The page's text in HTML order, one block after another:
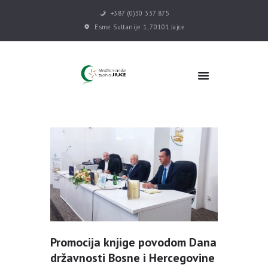
+387 (0)30 337 875
Esme Sultanije 1, 70101 Jajce
POČETNA
DŽEMATI
MEKTEB
ASOCIJACIJE
USLUGE
MULTIMEDIJA
KONTAKT
DONACIJE
Promocija knjige povodom Dana
državnosti Bosne i Hercegovine